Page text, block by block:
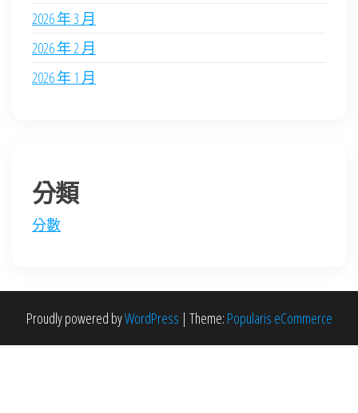
2026 年 3 月
2026 年 2 月
2026 年 1 月
分類
分數
Proudly powered byWordPress | Theme: Popularis eCommerce